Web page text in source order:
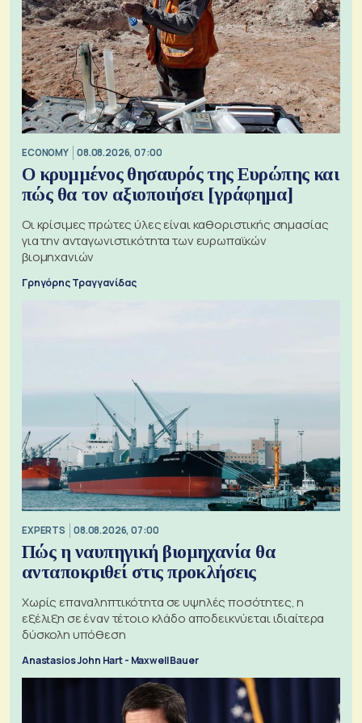
ECONOMY 08.08.2026, 07:00
Ο κρυμμένος θησαυρός της Ευρώπης και
πώς θα τον αξιοποιήσει [γράφημα]
Οι κρίσιμες πρώτες ύλες είναι καθοριστικής σημασίας
για την ανταγωνιστικότητα των ευρωπαϊκών
βιομηχανιών
Γρηγόρης Τραγγανίδας
EXPERTS 08.08.2026, 07:00
Πώς η ναυπηγική βιομηχανία θα
ανταποκριθεί στις προκλήσεις
Χωρίς επαναληπτικότητα σε υψηλές ποσότητες, η
εξέλιξη σε έναν τέτοιο κλάδο αποδεικνύεται ιδιαίτερα
δύσκολη υπόθεση
Anastasios John Hart - Maxwell Bauer